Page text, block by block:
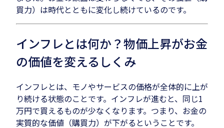
買力）は時代とともに変化し続けているのです。
インフレとは何か？物価上昇がお金
の価値を変えるしくみ
インフレとは、モノやサービスの価格が全体的に上が
り続ける状態のことです。インフレが進むと、同じ1
万円で買えるものが少なくなります。つまり、お金の
実質的な価値（購買力）が下がるということです。